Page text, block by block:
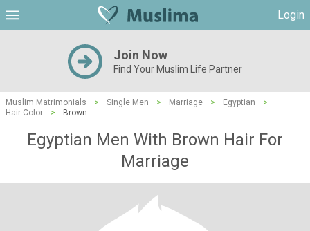
Login
Join Now
Find Your Muslim Life Partner
Muslim Matrimonials > Single Men > Marriage > Egyptian
>
Hair Color
> Brown
Egyptian Men With Brown Hair For
Marriage